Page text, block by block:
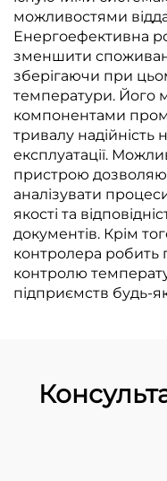
можливостями
Енергоефективна
зменшити
зберігаючи при
температури. Його
компонентами
тривалу надійність
експлуатації.
пристрою
аналізувати
якості та
документів. Крім
контролера робить
контролю
підприємств будь-